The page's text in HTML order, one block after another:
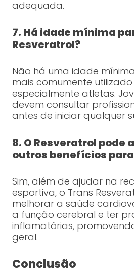
adequada.
7. Há idade mínima
Resveratrol?
Não há uma idade
mais comumente
especialmente atletas.
devem consultar
antes de iniciar qualquer
8. O Resveratrol pode
outros benefícios
Sim, além de ajudar na
esportiva, o Trans
melhorar a saúde
a função cerebral e ter
inflamatórias,
geral.
Conclusão